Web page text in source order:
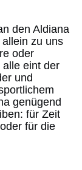
den Aldiana
zu uns
oder
eint der
und
genügend
für Zeit
für die